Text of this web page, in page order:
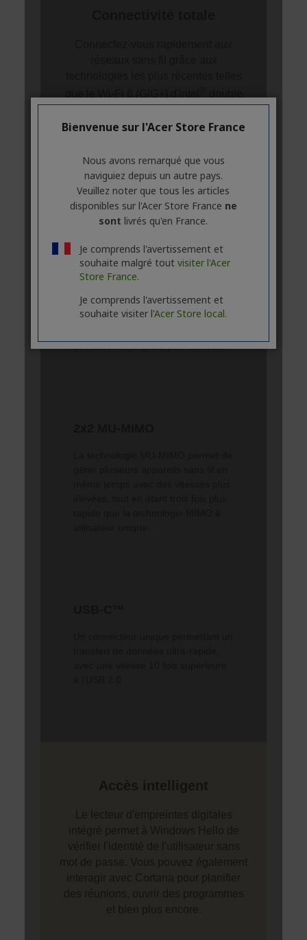
Bienvenue sur l'Acer Store France
Nous avons remarqué que vous
naviguiez depuis un autre pays.
Veuillez noter que tous les articles
disponibles sur l'Acer Store France ne
sont livrés qu'en France.
Je comprends l'avertissement et
souhaite malgré tout visiter l'Acer
Store France.
Je comprends l'avertissement et
souhaite visiter l'Acer Store local.